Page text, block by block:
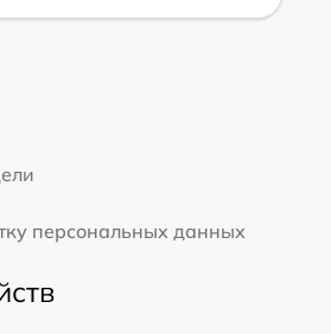
персональных данных